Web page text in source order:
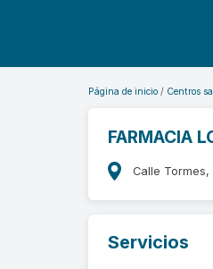
Página de inicio Centros
FARMACIA
Calle Tormes,
Servicios